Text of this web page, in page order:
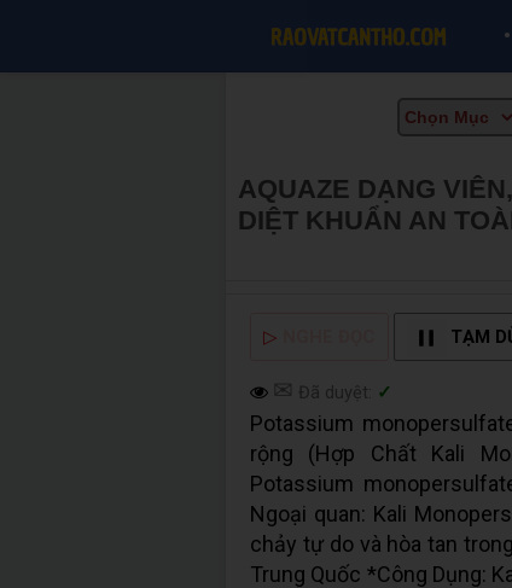
•
AQUAZE DẠNG
DIỆT KHUẨN AN
▷ TẠM
✉ Đã duyệt: ✓
Potassium
rộng (Hợp Chất Kali
Potassium
Ngoại quan: Kali
chảy tự do và hòa tan
Trung Quốc *Công Dụng: